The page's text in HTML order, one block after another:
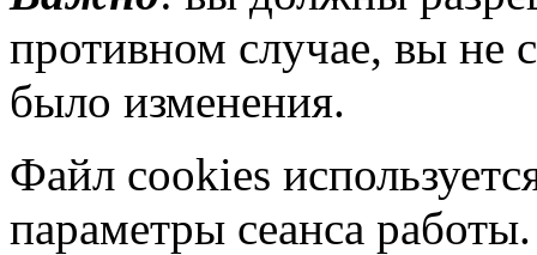
противном случае, вы не
было изменения.
Файл cookies
параметры сеанса